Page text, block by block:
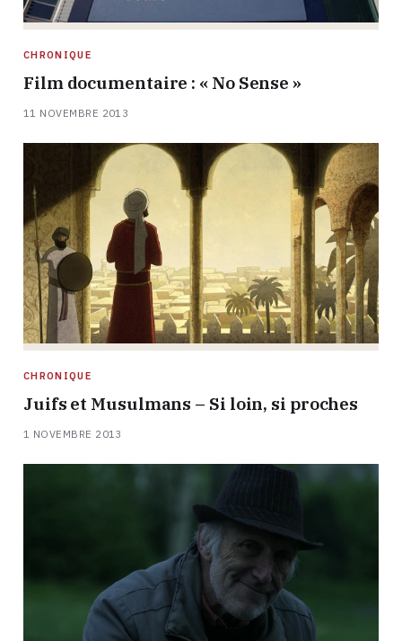
CHRONIQUE
Film documentaire : « No Sense »
11 NOVEMBRE 2013
CHRONIQUE
Juifs et Musulmans – Si loin, si proches
1 NOVEMBRE 2013